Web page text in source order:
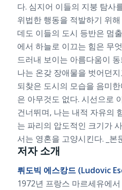
다. 심지어 이들의 지붕 탐사
위법한 행동을 적발하기 위
데도 이들의 도시 등반은 멈
에서 하늘로 이끄는 힘은 무
드러내 보이는 아름다움이
나는 온갖 장애물을 벗어던
되찾은 도시의 모습을 음미
은 아무것도 없다. 시선으로
건너뛰며, 나는 내적 자유의
는 파리의 압도적인 크기가
서는 영혼을 고양시킨다. _본
저자 소개
뤼도빅 에스캉드 (Ludovic
1972년 프랑스 마르세유에